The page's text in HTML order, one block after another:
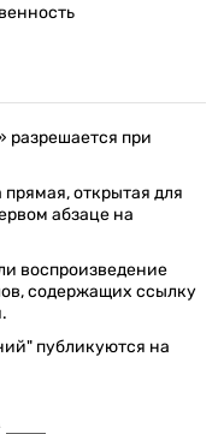
разрешается при
открытая для
абзаце на
воспроизведение
содержащих ссылку
публикуются на